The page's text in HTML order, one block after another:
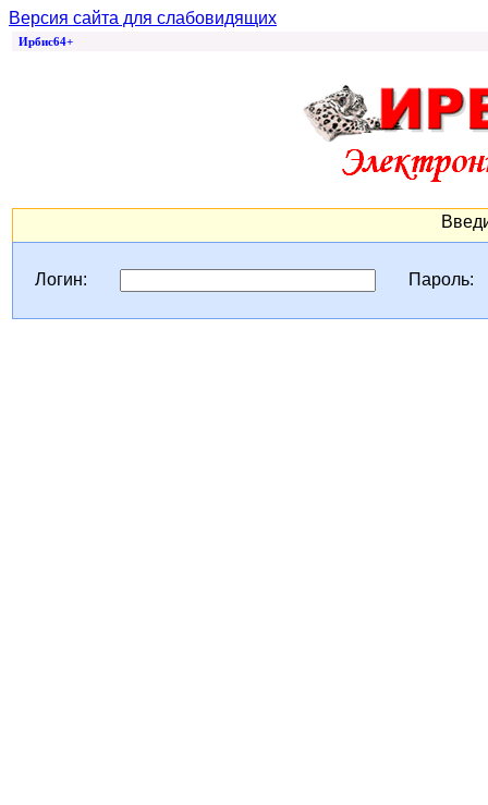
Версия сайта для слабовидящих
Ирбис64+
Логин: Пароль: